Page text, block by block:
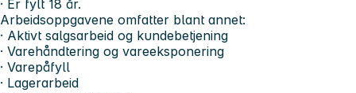
· Er fylt 18 år.
Arbeidsoppgavene omfatter blant annet:
· Aktivt salgsarbeid og kundebetjening
· Varehåndtering og vareeksponering
· Varepåfyll
· Lagerarbeid